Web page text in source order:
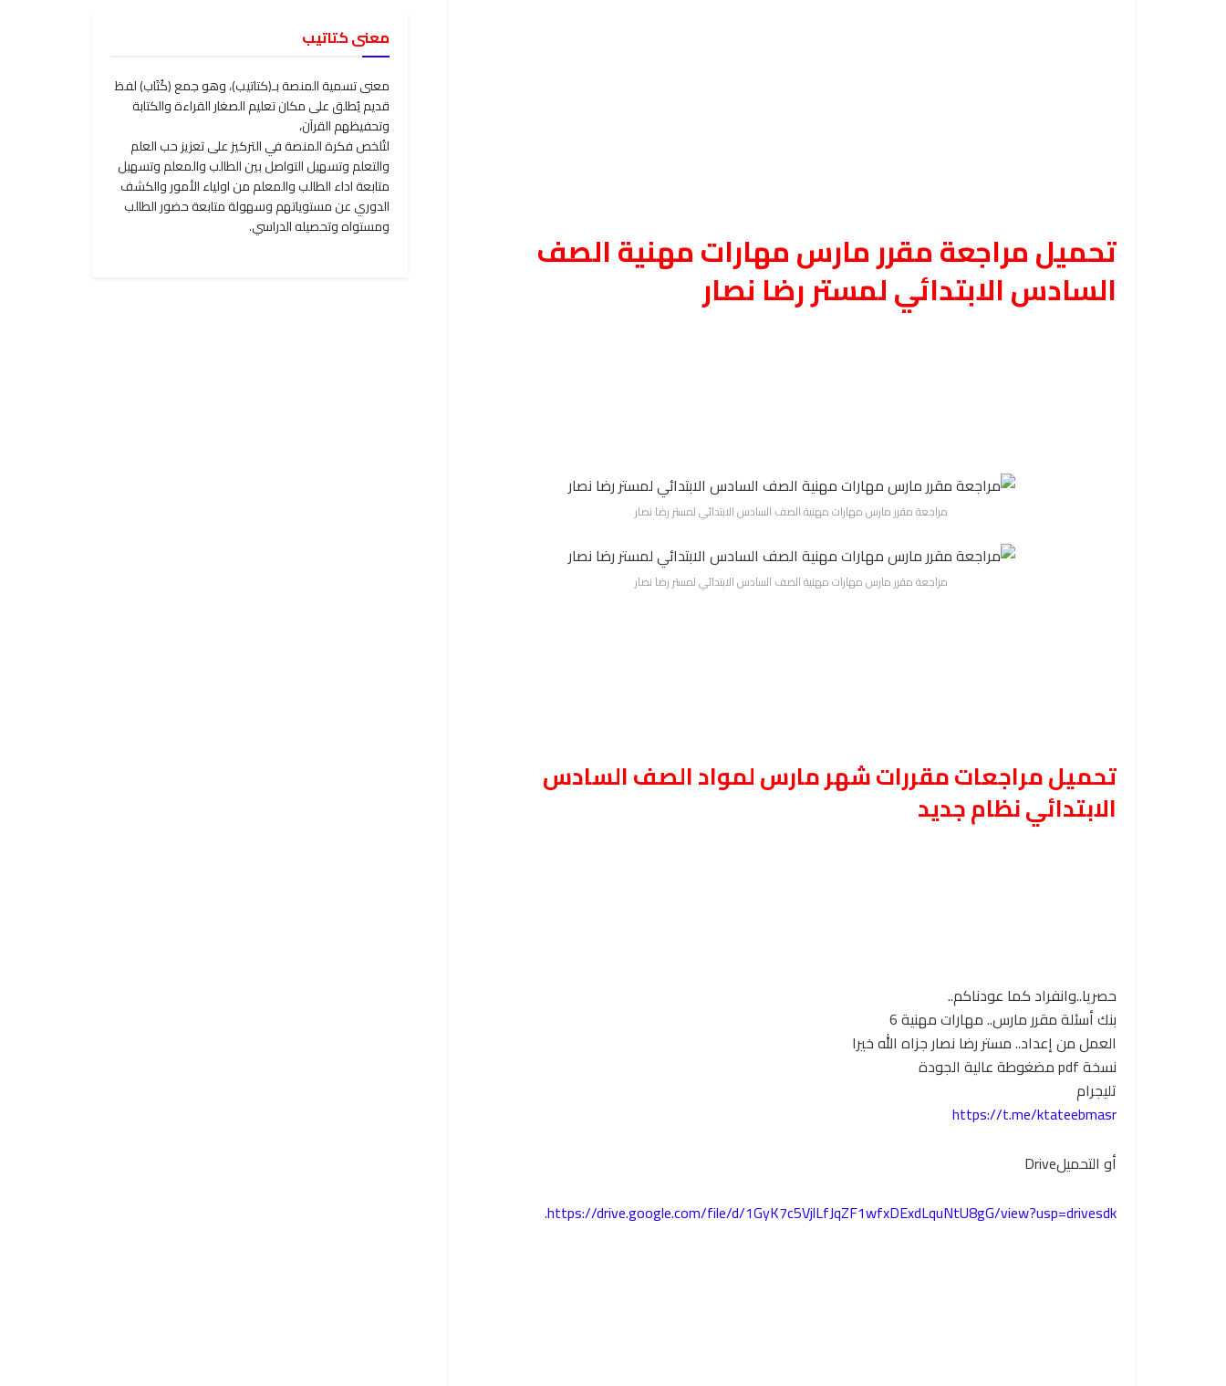
تحميل مراجعة مقرر مارس مهارات مهنية الصف
السادس الابتدائي لمستر رضا نصار
مراجعة مقرر مارس مهارات مهنية الصف السادس الابتدائي لمستر رضا نصار
مراجعة مقرر مارس مهارات مهنية الصف السادس الابتدائي لمستر رضا نصار
تحميل مراجعات مقررات شهر مارس لمواد الصف السادس
الابتدائي نظام جديد
حصريا..وانفراد كما عودناكم..
بنك أسئلة مقرر مارس.. مهارات مهنية 6
العمل من إعداد.. مستر رضا نصار جزاه الله خيرا
نسخة pdf مضغوطة عالية الجودة
تليجرام
https://t.me/ktateebmasr
أو التحميلDrive
https://drive.google.com/file/d/1GyK7c5VjlLfJqZF1wfxDExdLquNtU8gG/view?usp=drivesdk
.
معنى كتاتيب
معنى تسمية المنصة بـ(كتاتيب)، وهو جمع (كُتَاب) لفظ
قديم يُطلق على مكان تعليم الصغار القراءة والكتابة
وتحفيظهم القرآن،
لتُلخص فكرة المنصة في التركيز على تعزيز حب العلم
والتعلم وتسهيل التواصل بين الطالب والمعلم وتسهيل
متابعة اداء الطالب والمعلم من اولياء الأمور والكشف
الدوري عن مستوياتهم وسهولة متابعة حضور الطالب
ومستواه وتحصيله الدراسي.